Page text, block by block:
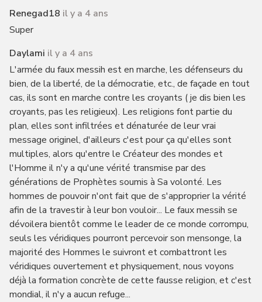
Renegad18 il y a 4 ans
Super
Daylami il y a 4 ans
L'armée du faux messih est en marche, les défenseurs du
bien, de la liberté, de la démocratie, etc., de façade en tout
cas, ils sont en marche contre les croyants ( je dis bien les
croyants, pas les religieux). Les religions font partie du
plan, elles sont infiltrées et dénaturée de leur vrai
message originel, d'ailleurs c'est pour ça qu'elles sont
multiples, alors qu'entre le Créateur des mondes et
l'Homme il n'y a qu'une vérité transmise par des
générations de Prophètes soumis à Sa volonté. Les
hommes de pouvoir n'ont fait que de s'approprier la vérité
afin de la travestir à leur bon vouloir... Le faux messih se
dévoilera bientôt comme le leader de ce monde corrompu,
seuls les véridiques pourront percevoir son mensonge, la
majorité des Hommes le suivront et combattront les
véridiques ouvertement et physiquement, nous voyons
déjà la formation concrète de cette fausse religion, et c'est
mondial, il n'y a aucun refuge...